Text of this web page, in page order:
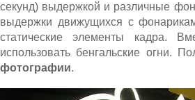
секунд) выдержкой и различные
выдержки движущихся с
статические элементы кадра.
использовать бенгальские огни.
фотографии.